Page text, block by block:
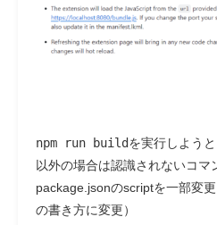
npm run buildを実行しよう
以外の場合は認識されないコマ
package.jsonのscriptを一部変
の書き方に変更）